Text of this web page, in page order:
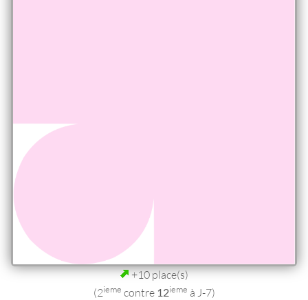
+10 place(s)
(2ieme contre 12ieme à J-7)